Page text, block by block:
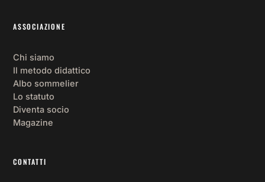
ASSOCIAZIONE
Chi siamo
Il metodo didattico
Albo sommelier
Lo statuto
Diventa socio
Magazine
CONTATTI